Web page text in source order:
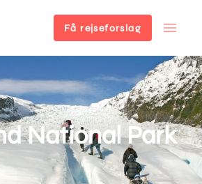
Få rejseforslag
National Park